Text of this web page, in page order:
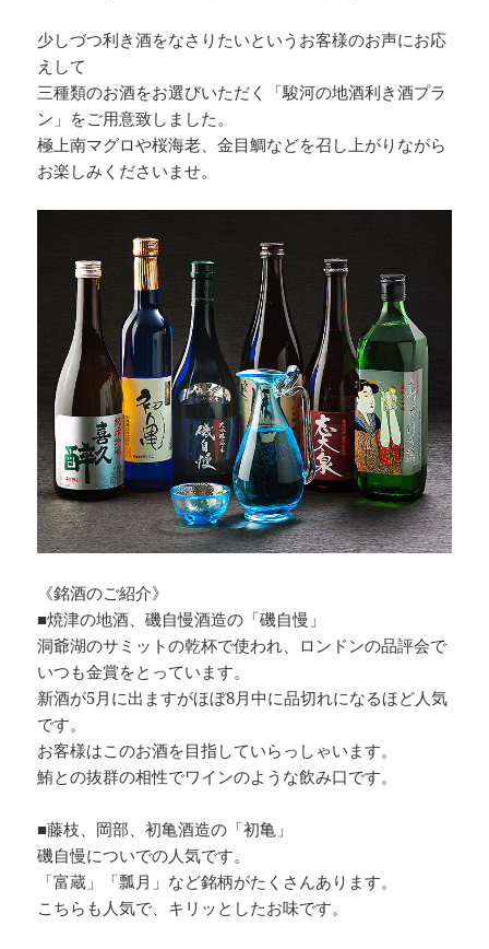
少しづつ利き酒をなさりたいというお客様のお声にお応
えして
三種類のお酒をお選びいただく「駿河の地酒利き酒プラ
ン」をご用意致しました。
極上南マグロや桜海老、金目鯛などを召し上がりながら
お楽しみくださいませ。
《銘酒のご紹介》
■焼津の地酒、磯自慢酒造の「磯自慢」
洞爺湖のサミットの乾杯で使われ、ロンドンの品評会で
いつも金賞をとっています。
新酒が5月に出ますがほぼ8月中に品切れになるほど人気
です。
お客様はこのお酒を目指していらっしゃいます。
鮪との抜群の相性でワインのような飲み口です。
■藤枝、岡部、初亀酒造の「初亀」
磯自慢についでの人気です。
「富蔵」「瓢月」など銘柄がたくさんあります。
こちらも人気で、キリッとしたお味です。